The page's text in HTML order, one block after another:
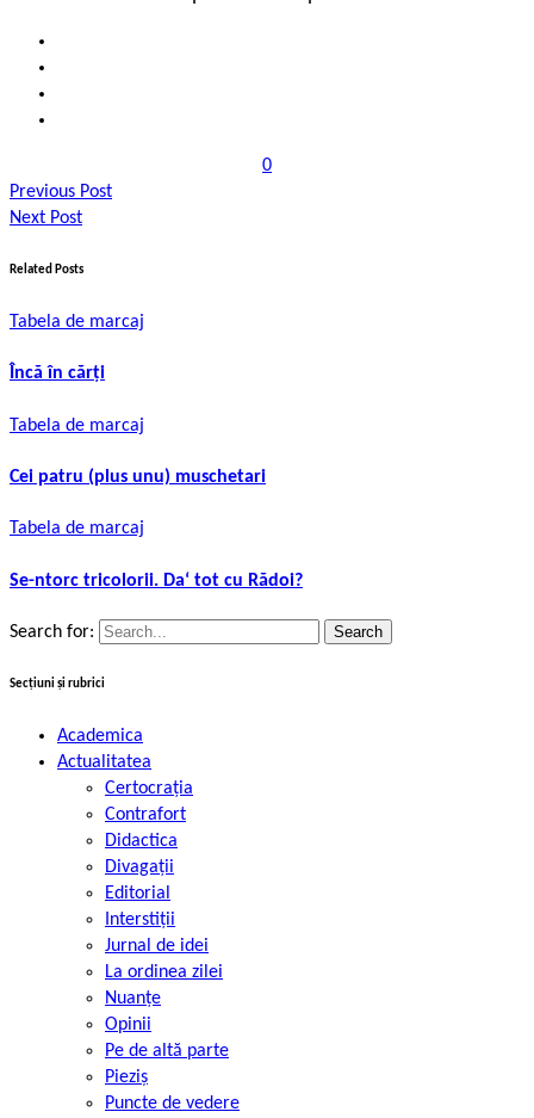
0
Previous Post
Next Post
Related Posts
Tabela de marcaj
Încă în cărți
Tabela de marcaj
Cei patru (plus unu) muschetari
Tabela de marcaj
Se-ntorc tricolorii. Da‘ tot cu Rădoi?
Search for:
Secțiuni și rubrici
Academica
Actualitatea
Certocrația
Contrafort
Didactica
Divagații
Editorial
Interstiții
Jurnal de idei
La ordinea zilei
Nuanțe
Opinii
Pe de altă parte
Pieziș
Puncte de vedere